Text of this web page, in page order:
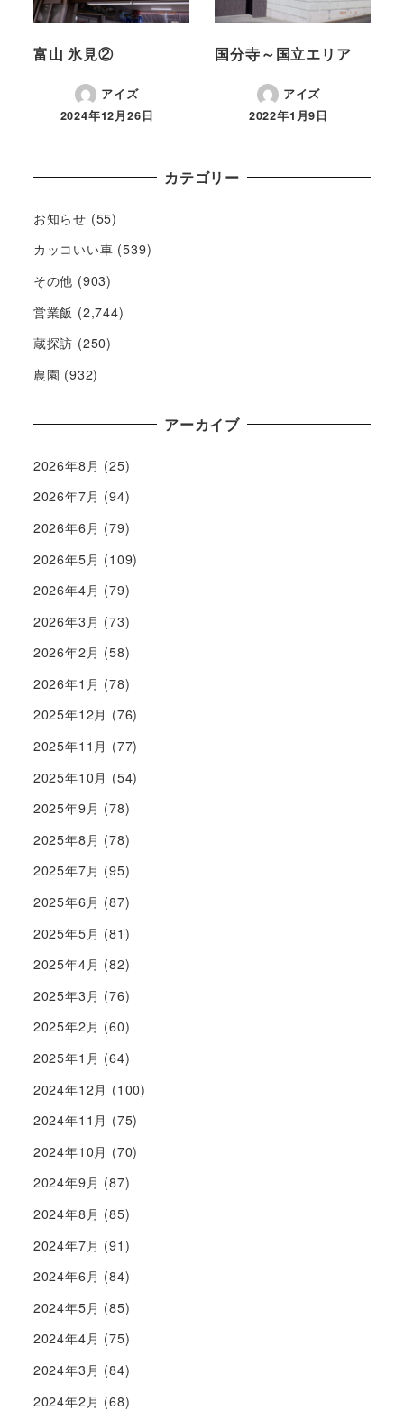
富山 氷見②
アイズ
2024年12月26日
国分寺～国立エリア
アイズ
2022年1月9日
カテゴリー
お知らせ (55)
カッコいい車 (539)
その他 (903)
営業飯 (2,744)
蔵探訪 (250)
農園 (932)
アーカイブ
2026年8月 (25)
2026年7月 (94)
2026年6月 (79)
2026年5月 (109)
2026年4月 (79)
2026年3月 (73)
2026年2月 (58)
2026年1月 (78)
2025年12月 (76)
2025年11月 (77)
2025年10月 (54)
2025年9月 (78)
2025年8月 (78)
2025年7月 (95)
2025年6月 (87)
2025年5月 (81)
2025年4月 (82)
2025年3月 (76)
2025年2月 (60)
2025年1月 (64)
2024年12月 (100)
2024年11月 (75)
2024年10月 (70)
2024年9月 (87)
2024年8月 (85)
2024年7月 (91)
2024年6月 (84)
2024年5月 (85)
2024年4月 (75)
2024年3月 (84)
2024年2月 (68)